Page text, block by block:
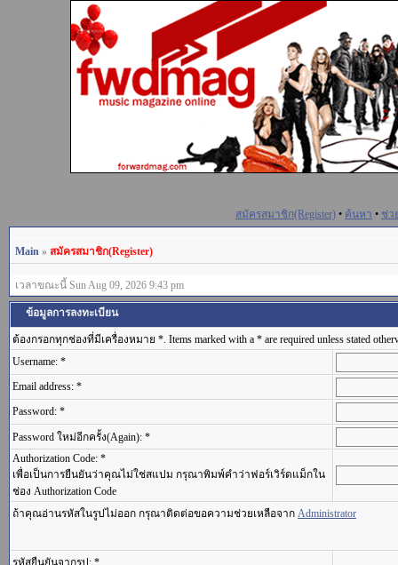
สมัครสมาชิก(Register) • ค้นหา • ช่ว
Main » สมัครสมาชิก(Register)
เวลาขณะนี้ Sun Aug 09, 2026 9:43 pm
ข้อมูลการลงทะเบียน
ต้องกรอกทุกช่องที่มีเครื่องหมาย *. Items marked with a * are required unless stated
Username: *
Email address: *
Password: *
Password ใหม่อีกครั้ง(Again): *
Authorization Code: *
เพื่อเป็นการยืนยันว่าคุณไม่ใช่สแปม กรุณาพิมพ์คำว่าฟอร์เวิร์ดแม็กใน
ช่อง Authorization Code
ถ้าคุณอ่านรหัสในรูปไม่ออก กรุณาติดต่อขอความช่วยเหลือจาก Administrator
รหัสยืนยันจากรูป: *